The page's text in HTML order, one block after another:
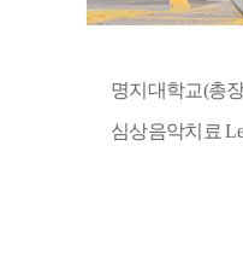
명지대학교(총
심상음악치료